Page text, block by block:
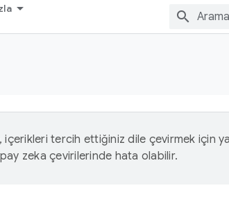
içerikleri tercih ettiğiniz dile çevirmek için
zeka çevirilerinde hata olabilir.